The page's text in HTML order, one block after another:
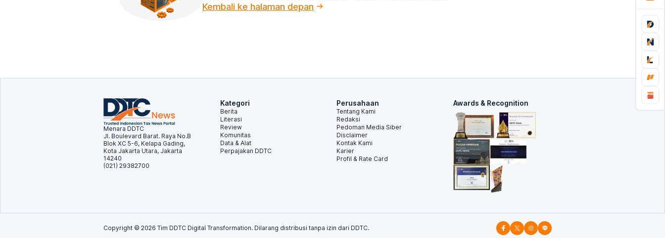
Kembali ke halaman depan
Menara DDTC
Jl. Boulevard Barat. Raya No.B
Blok XC 5-6, Kelapa Gading,
Kota Jakarta Utara, Jakarta
14240
(021) 29382700
Kategori
Berita
Literasi
Review
Komunitas
Data & Alat
Perpajakan DDTC
Perusahaan
Tentang Kami
Redaksi
Pedoman Media Siber
Disclaimer
Kontak Kami
Karier
Profil & Rate Card
Awards & Recognition
Copyright © 2026 Tim DDTC Digital Transformation. Dilarang distribusi tanpa izin dari DDTC.